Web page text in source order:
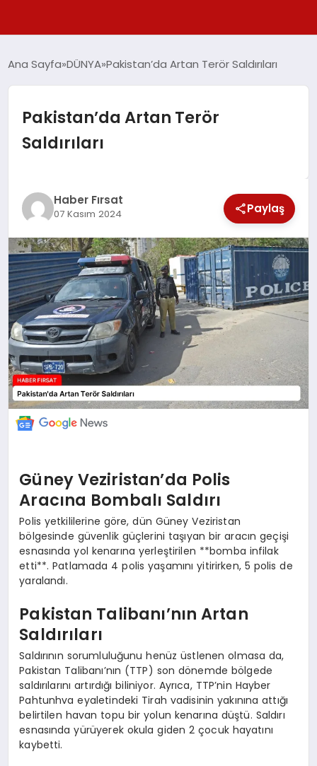
SPOR
YAŞAM
SAĞLIK
EKONOMİ
MAGAZİN
EĞİTİM
DÜNYA
Ana Sayfa DÜNYA Pakistan’da Artan Terör Saldırıları
Pakistan’da Artan Terör
Saldırıları
Haber Fırsat
07 Kasım 2024 Paylaş
Güney Veziristan’da Polis
Aracına Bombalı Saldırı
Polis yetkililerine göre, dün Güney Veziristan
bölgesinde güvenlik güçlerini taşıyan bir aracın geçişi
esnasında yol kenarına yerleştirilen **bomba infilak
etti**. Patlamada 4 polis yaşamını yitirirken, 5 polis de
yaralandı.
Pakistan Talibanı’nın Artan
Saldırıları
Saldırının sorumluluğunu henüz üstlenen olmasa da,
Pakistan Talibanı’nın (TTP) son dönemde bölgede
saldırılarını artırdığı biliniyor. Ayrıca, TTP’nin Hayber
Pahtunhva eyaletindeki Tirah vadisinin yakınına attığı
belirtilen havan topu bir yolun kenarına düştü. Saldırı
esnasında yürüyerek okula giden 2 çocuk hayatını
kaybetti.